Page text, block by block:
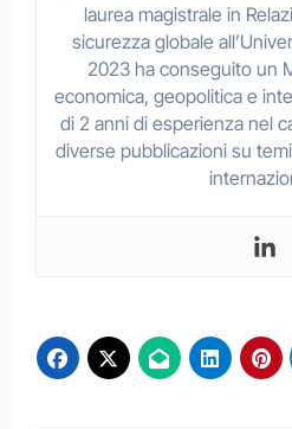
laurea magistrale in
sicurezza globale
2023 ha conseguito un
economica, geopolitica e
di 2 anni di esperienza nel
diverse pubblicazioni su